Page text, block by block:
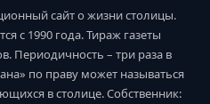
сайт о жизни столицы.
с 1990 года. Тираж газеты
Периодичность – три раза в
по праву может называться
в столице. Собственник: